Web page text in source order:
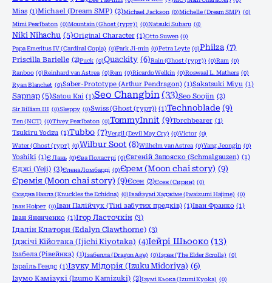
Mias (1)Michael (Dream SMP) (2)Michael Jackson (0)Michelle (Dream SMP) (0)
Mimi Pearlbaton (0)Mountain (Ghost (гурт)) (0)Natsuki Subaru (0)
Niki Nihachu (5)Original Character (1)Otto Suwen (0)
Papa Emeritus IV (Cardinal Copia) (0)Park Ji-min (0)Petra Leyte (0)Philza (7)
Priscilla Barielle (2)Puck (0)Quackity (6)Rain (Ghost (гурт)) (0)Ram (0)
Ranboo (0)Reinhard van Astrea (0)Rem (0)Ricardo Welkin (0)Roswaal L. Mathers (0)
Ryan Blanchet (0)Saber-Prototype (Arthur Pendragon) (1)Sakatsuki Miyu (1)
Sapnap (5)Satou Kai (1)Seo Changbin (33)Seo Soojin (2)
Sir Billiam III (0)Skeppy (0)Swiss (Ghost (гурт)) (1)Technoblade (9)
Ten (NCT) (0)Tivey Pearlbaton (0)TommyInnit (9)Torchbearer (1)
Tsukiru Yodzu (1)Tubbo (7)Vergil (Devil May Cry) (0)Victor (0)
Water (Ghost (гурт) (0)Wilbur Soot (8)Wilhelm van Astrea (0)Yang Jeongin (0)
Yoshiki (1)Є Лань (0)Єва Поластрі (0)Євгеній Запояско (Schmalgauzen) (1)
Єджі (Yeji) (3)Єлена Ломбарді (0)Єрем (Moon chai story) (9)
Єремія (Moon chai story) (9)Єсен (2)Єсен (Сирин) (0)
Єхидна Наклз (Knuckles the Echidna) (0)Івайзумі Хаджіме (Iwaizumi Hajime) (0)
Іван Ноірет (0)Іван Палійчук (Тіні забутих предків) (1)Іван Франко (1)
Іван Яненченко (1)Ігор Ласточкін (3)
Ідалін Клаторн (Edalyn Clawthorne) (3)
Іджічі Кійотака (Ijichi Kiyotaka) (4)Іейрі Шьооко (13)
Ізабела (Рівейнка) (1)Ізабелла (Dragon Age) (0)Ізран (The Elder Scrolls) (0)
Ізраїль Гендс (1)Ізуку Мідорія (Izuku Midoriya) (6)
Ізумо Камізукі (Izumo Kamizuki) (2)Ізумі Кьока (Izumi Kyoka) (0)